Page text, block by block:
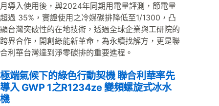
月導入使用後，與2024年同期用電量評測，節電量
超過 35%，實證使用之冷媒碳排降低至1/1300，凸
顯台灣突破性的在地技術，透過全球企業與工研院的
跨界合作，開創綠能新革命，為永續找解方，更是聯
合利華台灣達到淨零碳排的重要進程。
極端氣候下的綠色行動契機 聯合利華率先
導入 GWP 1之R1234ze 變頻螺旋式冰水
機